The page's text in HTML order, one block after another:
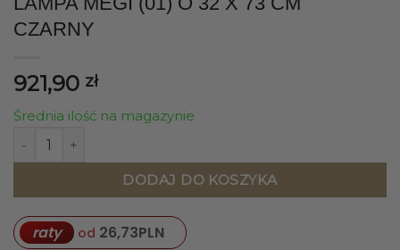
CZARNY
921,90 zł
Średnia ilość na magazynie
ilość LAMPA MEGI (01) O 32 X 73 CM CZARNY
DODAJ DO KOSZYKA
raty od 26,73PLN